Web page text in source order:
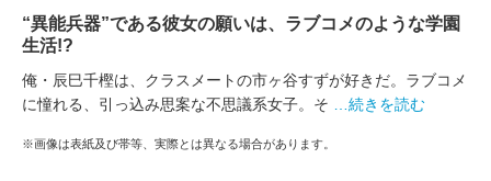
“異能兵器”である彼女の願いは、ラブコメのような学園
生活!?
俺・辰巳千樫は、クラスメートの市ヶ谷すずが好きだ。ラブコメ
に憧れる、引っ込み思案な不思議系女子。そ
…続きを読む
※画像は表紙及び帯等、実際とは異なる場合があります。